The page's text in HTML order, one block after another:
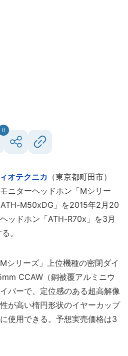
0
オテクニカ （東京都町田市）
ニターヘッドホン「Mシリー
M50xDG」を2015年2月20
ッドホン「ATH-R70x」を3月
。
リーズ」上位機種の密閉ダイ
CCAW（銅被覆アルミニウ
バーで、定位感のある超高解像
が高い楕円形状のイヤーカップ
使用できる。予想実売価格は3